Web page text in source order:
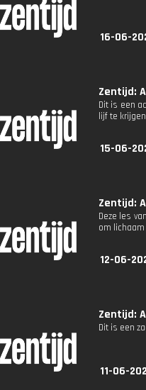
16-06-
Zentijd:
Dit is een
lijf te
15-06-
Zentijd:
Deze les
om
12-06-
Zentijd:
Dit is een
11-06-